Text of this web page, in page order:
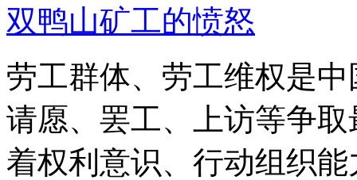
双鸭山矿工的愤怒
劳工群体、劳工维权是
请愿、罢工、上访等争
着权利意识、行动组织